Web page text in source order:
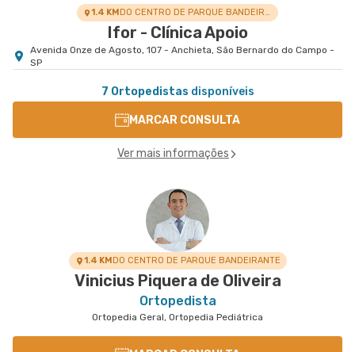
1.4 KM DO CENTRO DE PARQUE BANDEIRANTE
Ifor - Clínica Apoio
Avenida Onze de Agosto, 107 - Anchieta, São Bernardo do Campo -
SP
7 Ortopedistas disponíveis
MARCAR CONSULTA
Ver mais informações
1.4 KMDO CENTRO DE PARQUE BANDEIRANTE
Vinicius Piquera de Oliveira
Ortopedista
Ortopedia Geral, Ortopedia Pediátrica